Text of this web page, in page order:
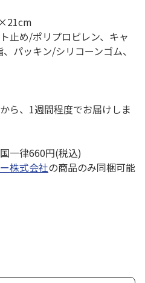
止め/ポリプロピレン、キャ
パッキン/シリコーンゴム、
ら、1週間程度でお届けしま
一律660円(税込)
株式会社の商品のみ同梱可能